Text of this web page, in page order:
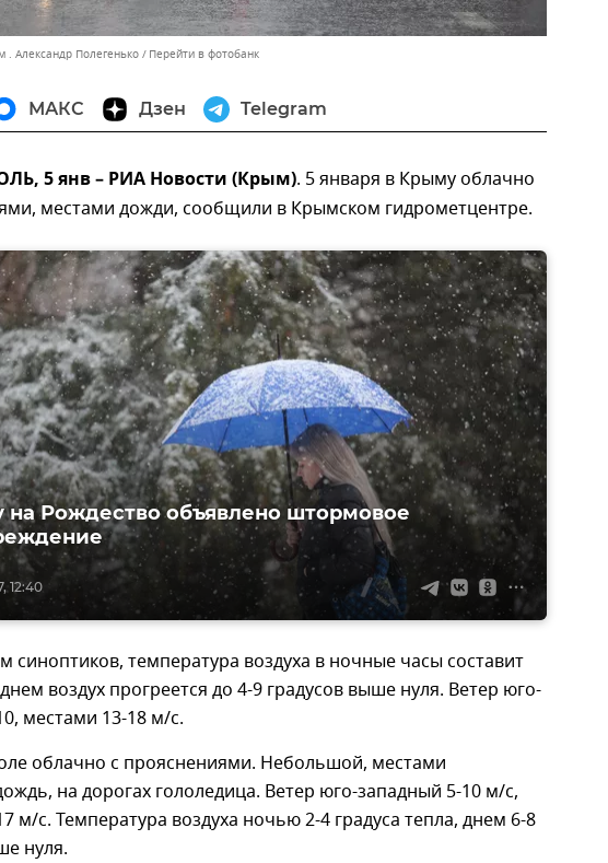
Александр Полегенько Перейти в фотобанк
МАКС Дзен Telegram
5 янв – РИА Новости (Крым). 5 января в Крыму облачно
местами дожди, сообщили в Крымском гидрометцентре.
12:40
Рождество объявлено штормовое
синоптиков, температура воздуха в ночные часы составит
воздух прогреется до 4-9 градусов выше нуля. Ветер юго-
местами 13-18 м/с.
облачно с прояснениями. Небольшой, местами
на дорогах гололедица. Ветер юго-западный 5-10 м/с,
м/с. Температура воздуха ночью 2-4 градуса тепла, днем 6-8
нуля.